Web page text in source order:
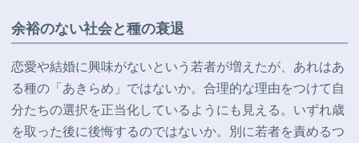
余裕のない社会と種の衰退
恋愛や結婚に興味がないという若者が増えたが、あれはあ
る種の「あきらめ」ではないか。合理的な理由をつけて自
分たちの選択を正当化しているようにも見える。いずれ歳
を取った後に後悔するのではないか。別に若者を責めるつ